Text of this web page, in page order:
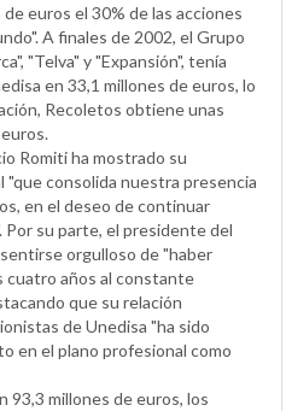
euros el 30% de las acciones
A finales de 2002, el Grupo
"Telva" y "Expansión", tenía
en 33,1 millones de euros, lo
Recoletos obtiene unas
Romiti ha mostrado su
consolida nuestra presencia
en el deseo de continuar
su parte, el presidente del
orgulloso de "haber
años al constante
que su relación
de Unedisa "ha sido
en el plano profesional como
93,3 millones de euros, los